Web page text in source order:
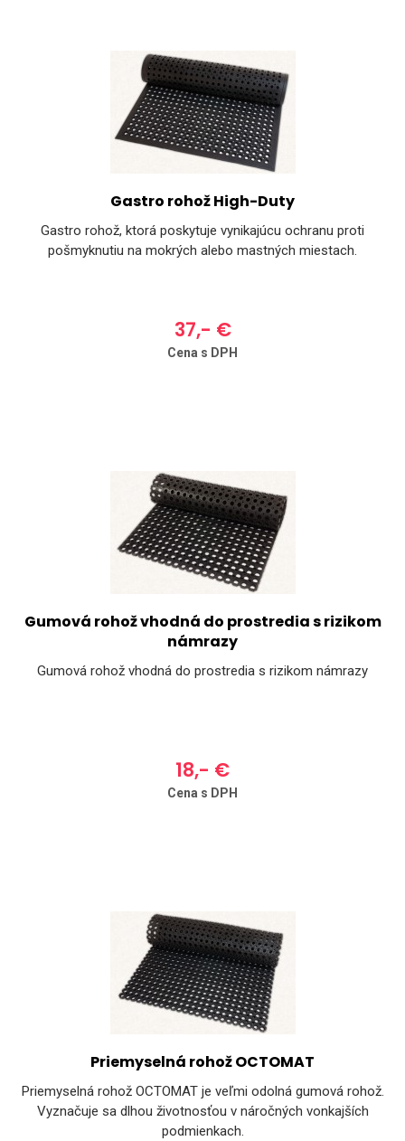
Gastro rohož High-Duty
Gastro rohož, ktorá poskytuje vynikajúcu ochranu proti
pošmyknutiu na mokrých alebo mastných miestach.
37,- €
Cena s DPH
Gumová rohož vhodná do prostredia s rizikom
námrazy
Gumová rohož vhodná do prostredia s rizikom námrazy
18,- €
Cena s DPH
Priemyselná rohož OCTOMAT
Priemyselná rohož OCTOMAT je veľmi odolná gumová rohož.
Vyznačuje sa dlhou životnosťou v náročných vonkajších
podmienkach.